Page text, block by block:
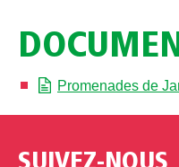
Promenades de